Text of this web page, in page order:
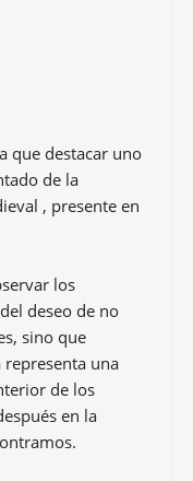
que destacar uno
de la
, presente en
los
deseo de no
sino que
una
de los
en la